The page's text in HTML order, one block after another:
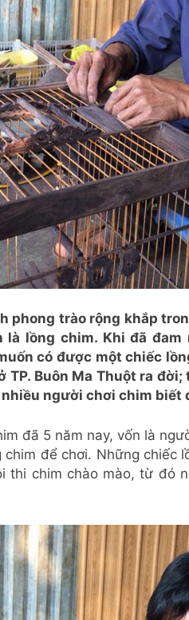
phong trào rộng khắp
lồng chim. Khi đã
có được một chiếc
Buôn Ma Thuột ra
người chơi chim biết
đã 5 năm nay, vốn là
để chơi. Những chiếc
thi chim chào mào, từ đó